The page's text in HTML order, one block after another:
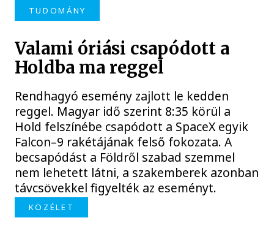
TUDOMÁNY
Valami óriási csapódott a
Holdba ma reggel
Rendhagyó esemény zajlott le kedden
reggel. Magyar idő szerint 8:35 körül a
Hold felszínébe csapódott a SpaceX egyik
Falcon–9 rakétájának felső fokozata. A
becsapódást a Földről szabad szemmel
nem lehetett látni, a szakemberek azonban
távcsövekkel figyelték az eseményt.
KÖZÉLET